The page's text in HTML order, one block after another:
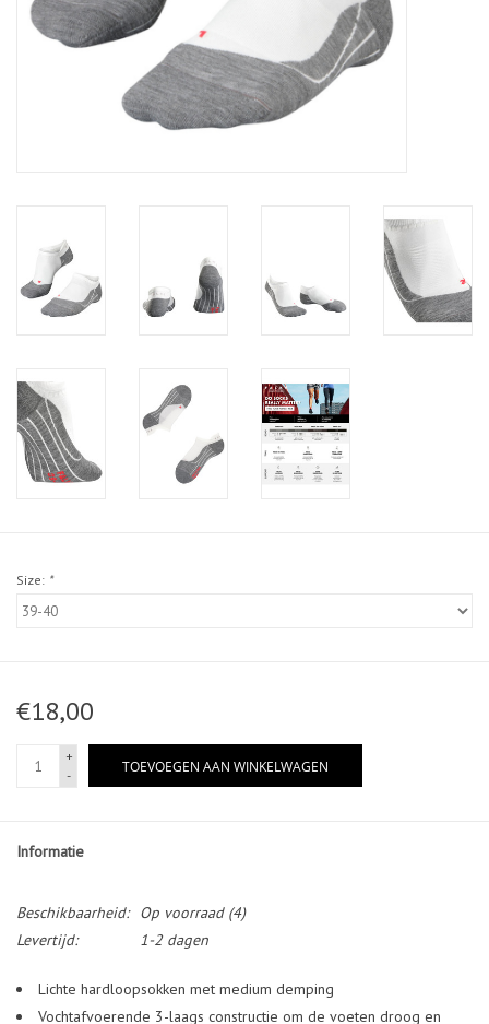
Size: *
€18,00
+
-
TOEVOEGEN AAN WINKELWAGEN
Informatie
Beschikbaarheid: Op voorraad(4)
Levertijd:
1-2 dagen
Lichte hardloopsokken met medium demping
Vochtafvoerende 3-laags constructie om de voeten droog en